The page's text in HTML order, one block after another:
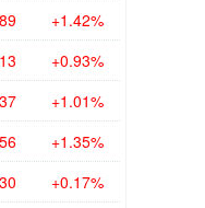
+1.42%
+0.93%
+1.01%
+1.35%
+0.17%